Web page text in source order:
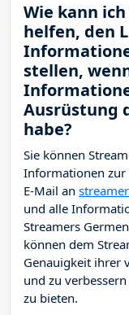
Wie kann
helfen, den
stellen,
Ausrüstung
habe?
Sie können
Informationen zur
E-Mail an
und alle
Streamers
können dem
Genauigkeit ihrer
und zu
zu bieten.